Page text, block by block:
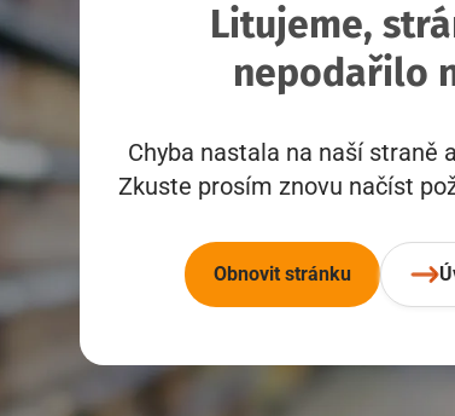
Litujeme,
nepodařilo
Chyba nastala na naší straně
Zkuste prosím znovu načíst
Obnovit stránku